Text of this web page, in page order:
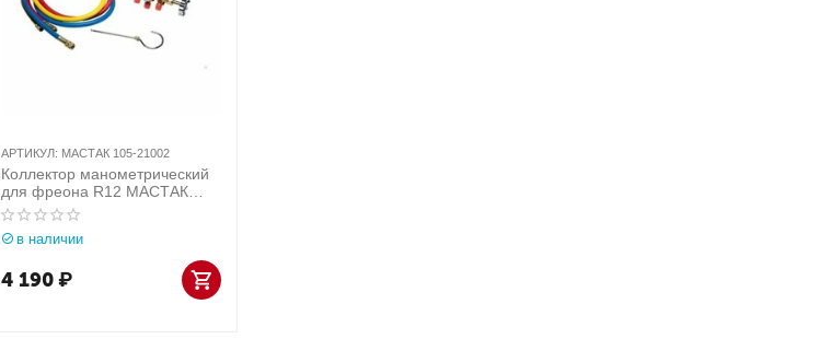
АРТИКУЛ: МАСТАК 105-21002
Коллектор манометрический
для фреона R12 МАСТАК
105-21002
в наличии
4 190₽